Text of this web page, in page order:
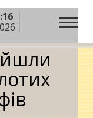
У Більську